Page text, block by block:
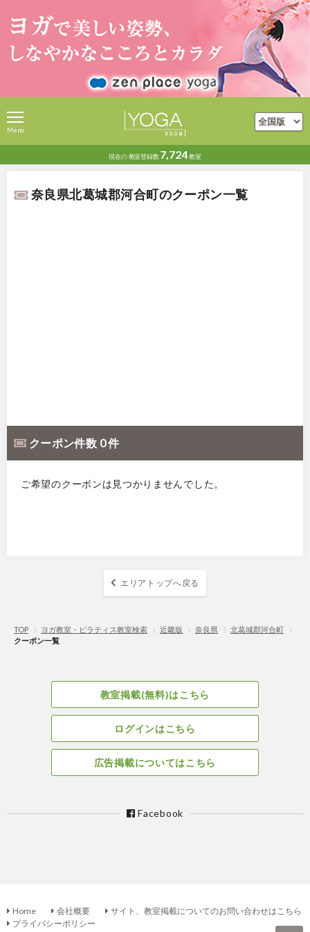
現在の教室登録数 7,724教室
Menu
奈良県北葛城郡河合町のクーポン一覧
クーポン件数 0 件
ご希望のクーポンは見つかりませんでした。
エリアトップへ戻る
TOP 〉 ヨガ教室・ピラティス教室検索 〉 近畿版 〉 奈良県 〉 北葛城郡河合町
〉
クーポン一覧
教室掲載(無料)はこちら
ログインはこちら
広告掲載についてはこちら
Facebook
Home 会社概要
サイト、教室掲載についてのお問い合わせはこちら
プライバシーポリシー